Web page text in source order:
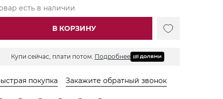
есть в наличии
В КОРЗИНУ
Купи сейчас, плати потом. Подробнее
покупка Закажите обратный звонок